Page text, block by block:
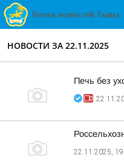
НОВОСТИ ЗА 22.11.2025
Печь без
22.11.2025,